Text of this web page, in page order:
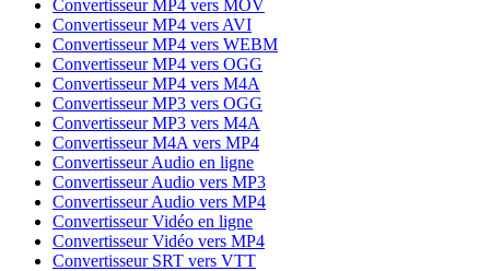
Convertisseur MP4 vers MOV
Convertisseur MP4 vers AVI
Convertisseur MP4 vers WEBM
Convertisseur MP4 vers OGG
Convertisseur MP4 vers M4A
Convertisseur MP3 vers OGG
Convertisseur MP3 vers M4A
Convertisseur M4A vers MP4
Convertisseur Audio en ligne
Convertisseur Audio vers MP3
Convertisseur Audio vers MP4
Convertisseur Vidéo en ligne
Convertisseur Vidéo vers MP4
Convertisseur SRT vers VTT